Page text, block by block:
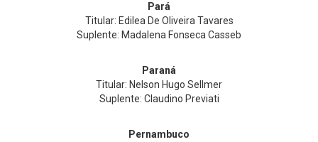
Pará
Titular: Edilea De Oliveira Tavares
Suplente: Madalena Fonseca Casseb
Paraná
Titular: Nelson Hugo Sellmer
Suplente: Claudino Previati
Pernambuco